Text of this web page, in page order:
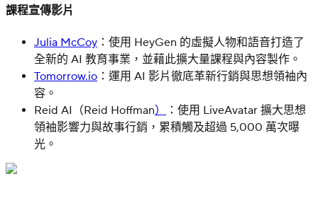
課程宣傳影片
Julia McCoy ：使用 HeyGen 的虛擬人物和語音打造了
全新的 AI 教育事業，並藉此擴大量課程與內容製作。
Tomorrow.io ：運用 AI 影片徹底革新行銷與思想領袖內
容。
Reid AI（Reid Hoffman）
：使用 LiveAvatar 擴大思想
領袖影響力與故事行銷，累積觸及超過 5,000 萬次曝
光。